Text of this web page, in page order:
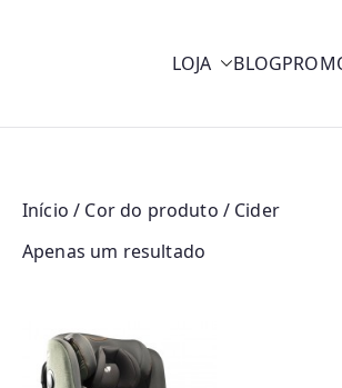
LOJA BLOG
Início / Cor do produto / Cider
Apenas um resultado